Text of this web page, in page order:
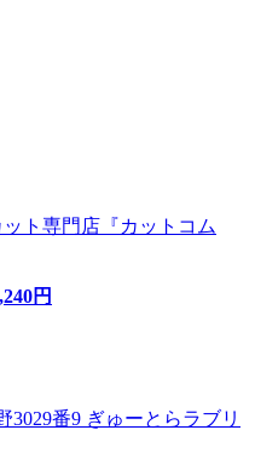
ト専門店『カットコム
円
番9 ぎゅーとらラブリ